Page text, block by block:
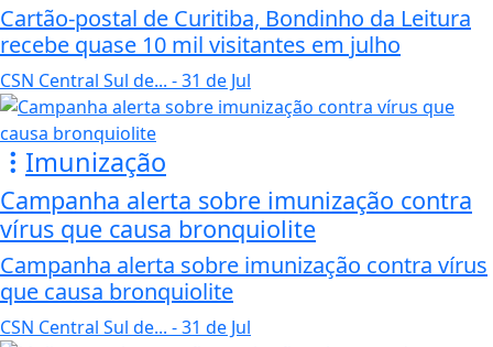
Cartão-postal de Curitiba, Bondinho da Leitura
recebe quase 10 mil visitantes em julho
CSN Central Sul de... - 31 de Jul
Imunização
Campanha alerta sobre imunização contra
vírus que causa bronquiolite
Campanha alerta sobre imunização contra vírus
que causa bronquiolite
CSN Central Sul de... - 31 de Jul